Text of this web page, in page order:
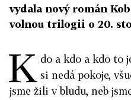
vydala nový román
volnou trilogii o 20.
K do a kdo a kdo to
si nedá pokoje,
jsme žili v bludu, neb